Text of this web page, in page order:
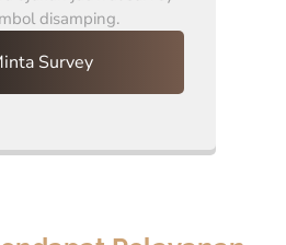
disamping.
Survey